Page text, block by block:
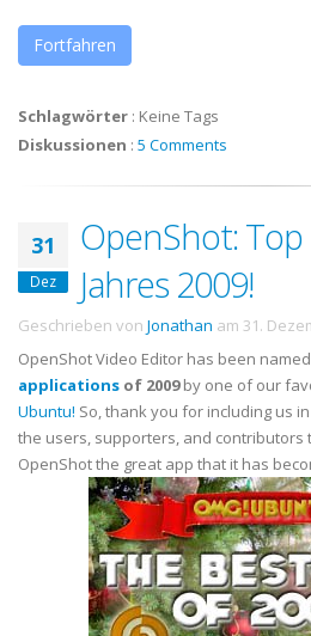
Fortfahren
Schlagwörter : Keine Tags
Diskussionen : 5 Comments
31
Dez
OpenShot: Top
Jahres 2009!
Geschrieben von Jonathan am 31.
OpenShot Video Editor has been
applications of 2009by one of our
Ubuntu! So, thank you for including us
the users, supporters, and contributors
OpenShot the great app that it has